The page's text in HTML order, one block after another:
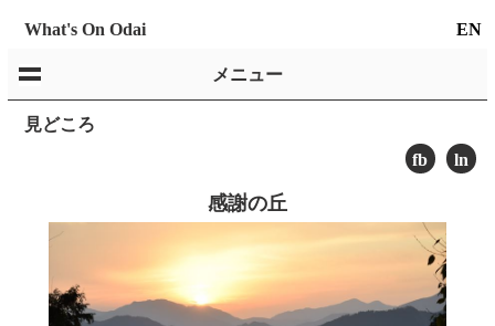
What's On Odai EN
メニュー
見どころ
fb
ln
感謝の丘